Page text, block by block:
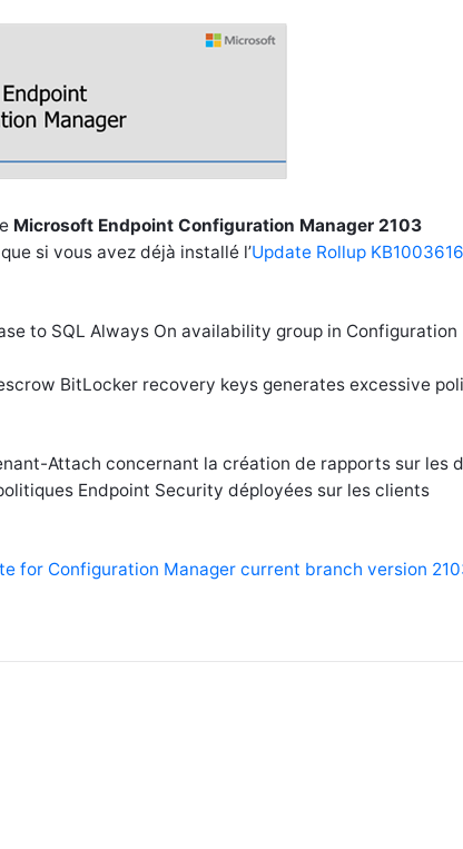
Microsoft Endpoint Configuration Manager 2103
si vous avez déjà installé l’Update Rollup
to SQL Always On availability group in Configuration
BitLocker recovery keys generates excessive
Attach concernant la création de rapports sur les
Endpoint Security déployées sur les clients
for Configuration Manager current branch version